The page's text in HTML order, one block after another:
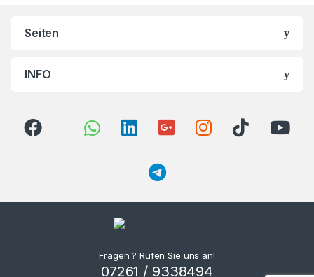
Seiten
INFO
Fragen ? Rufen Sie uns an!
07261 / 9338494